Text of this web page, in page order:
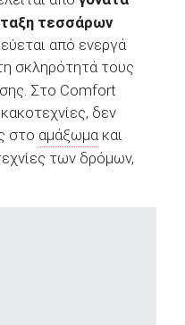
τεσσάρων
από ενεργά
σκληρότητά τους
Στο Comfort
δεν
στο αμάξωμακαι
των δρόμων,